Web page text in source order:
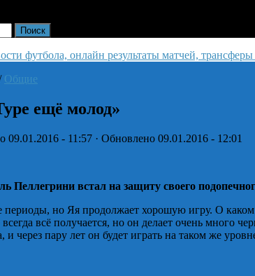
Общие
ещё молод»
09.01.2016 - 11:57 · Обновлено 09.01.2016 - 12:01
Пеллегрини встал на защиту своего
но Яя продолжает хорошую игру. О
всегда всё получается, но он делает очень много
через пару лет он будет играть на таком же